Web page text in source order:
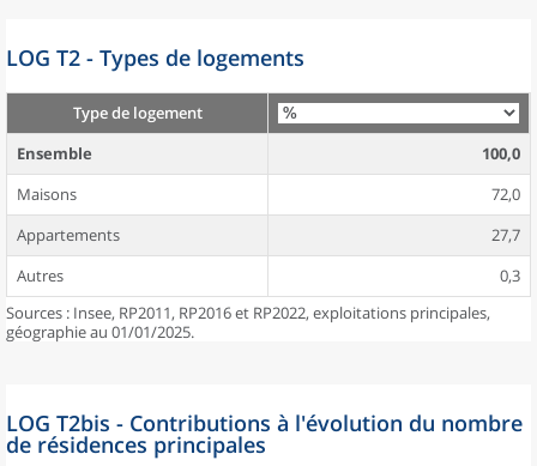
LOG T2 - Types de logements
Type de logement
Ensemble
100,0
Maisons
72,0
Appartements
27,7
Autres
0,3
Sources : Insee, RP2011, RP2016 et RP2022, exploitations principales,
géographie au 01/01/2025.
LOG T2bis - Contributions à l'évolution du nombre
de résidences principales